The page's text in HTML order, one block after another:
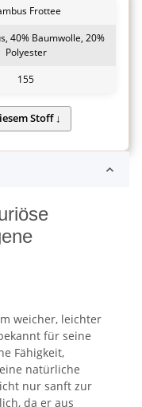
Frottee
40% Baumwolle, 20%
Polyester
155
weicher, leichter
für seine
Fähigkeit,
natürliche
nur sanft zur
da er aus